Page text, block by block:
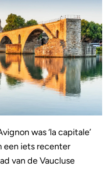
was ‘la capitale’
een iets recenter
van de Vaucluse